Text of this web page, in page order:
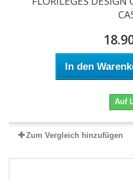
In den
Auf
Zum Vergleich hinzufügen